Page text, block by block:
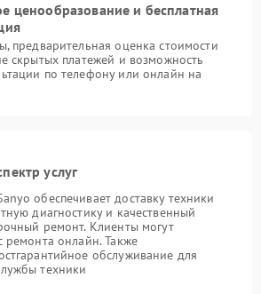
ценообразование и бесплатная
предварительная оценка стоимости
скрытых платежей и возможность
по телефону или онлайн на
услуг
обеспечивает доставку техники
диагностику и качественный
ремонт. Клиенты могут
ремонта онлайн. Также
обслуживание для
техники